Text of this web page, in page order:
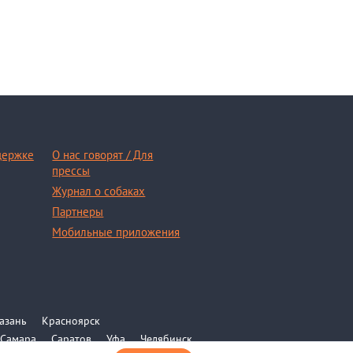
О нас говорят / Для
прессы
Журнал о собаках
Партнеры
Мобильные приложения
Красноярск
Самара
Саратов Уфа Челябинск